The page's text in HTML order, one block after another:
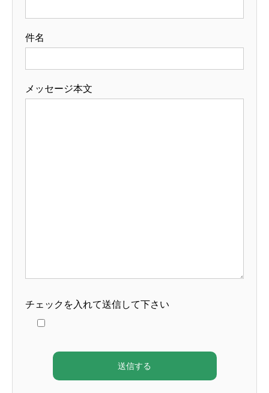
件名
メッセージ本文
チェックを入れて送信して下さい